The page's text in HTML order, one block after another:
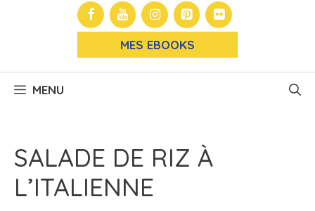
MES EBOOKS
MENU
SALADE DE RIZ À
L’ITALIENNE